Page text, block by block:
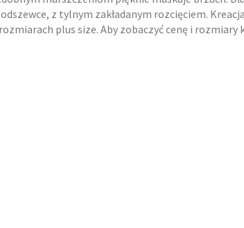
z tylnym zakładanym rozcięciem.
plus size. Aby zobaczyć cenę i rozmiary